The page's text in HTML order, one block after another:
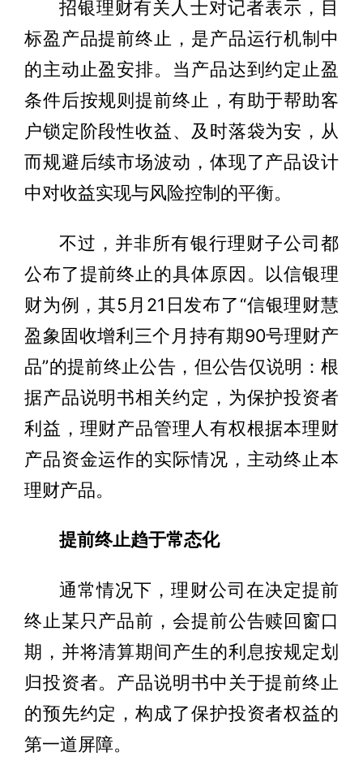
招银理财有关人士对记者表示，目
标盈产品提前终止，是产品运行机制中
的主动止盈安排。当产品达到约定止盈
条件后按规则提前终止，有助于帮助客
户锁定阶段性收益、及时落袋为安，从
而规避后续市场波动，体现了产品设计
中对收益实现与风险控制的平衡。
不过，并非所有银行理财子公司都
公布了提前终止的具体原因。以信银理
财为例，其5月21日发布了“信银理财慧
盈象固收增利三个月持有期90号理财产
品”的提前终止公告，但公告仅说明：根
据产品说明书相关约定，为保护投资者
利益，理财产品管理人有权根据本理财
产品资金运作的实际情况，主动终止本
理财产品。
提前终止趋于常态化
通常情况下，理财公司在决定提前
终止某只产品前，会提前公告赎回窗口
期，并将清算期间产生的利息按规定划
归投资者。产品说明书中关于提前终止
的预先约定，构成了保护投资者权益的
第一道屏障。